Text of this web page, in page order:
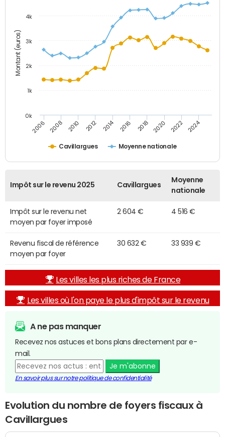
Montant (euros)
Cavillargues Moyenne nationale
2006 2008 2010 2012 2014 2016 2018 2020 2022 2024
0k
1k
2k
3k
4k
Impôt sur le revenu 2025 Cavillargues
Moyenne
nationale
Impôt sur le revenu net
moyen par foyer imposé
2 604 € 4 516 €
Revenu fiscal de référence
moyen par foyer
30 632 € 33 939 €
Les villes les plus riches de France
Les villes où l'on paye le plus d'impôt sur le revenu
A ne pas manquer
Recevez nos astuces et bons plans directement par e-
mail.
Je m'abonne
En savoir plus sur notre politique de confidentialité
Evolution du nombre de foyers fiscaux à
Cavillargues